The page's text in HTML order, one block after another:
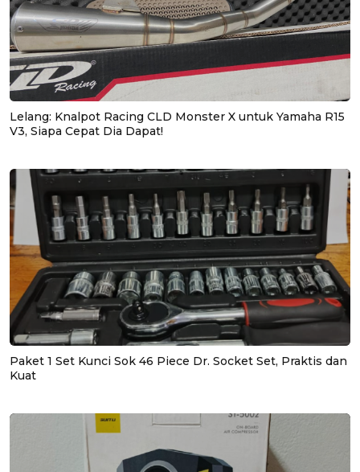
Lelang: Knalpot Racing CLD Monster X untuk Yamaha R15
V3, Siapa Cepat Dia Dapat!
Paket 1 Set Kunci Sok 46 Piece Dr. Socket Set, Praktis dan
Kuat